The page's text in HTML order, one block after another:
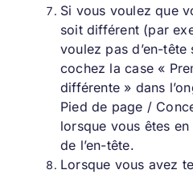
Si vous voulez que
soit différent (par
voulez pas d’en-
cochez la case «
différente » dans
Pied de page /
lorsque vous êtes
de l’en-tête.
Lorsque vous avez